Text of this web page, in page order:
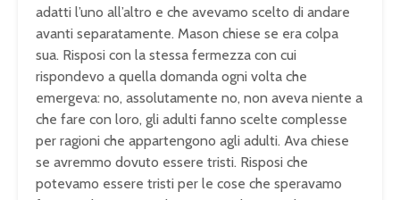
adatti l’uno all’altro e che avevamo scelto di andare
avanti separatamente. Mason chiese se era colpa
sua. Risposi con la stessa fermezza con cui
rispondevo a quella domanda ogni volta che
emergeva: no, assolutamente no, non aveva niente a
che fare con loro, gli adulti fanno scelte complesse
per ragioni che appartengono agli adulti. Ava chiese
se avremmo dovuto essere tristi. Risposi che
potevamo essere tristi per le cose che speravamo